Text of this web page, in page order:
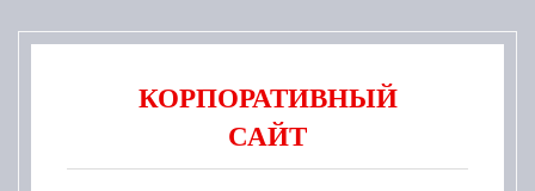
КОРПОРАТИВНЫЙ
САЙТ